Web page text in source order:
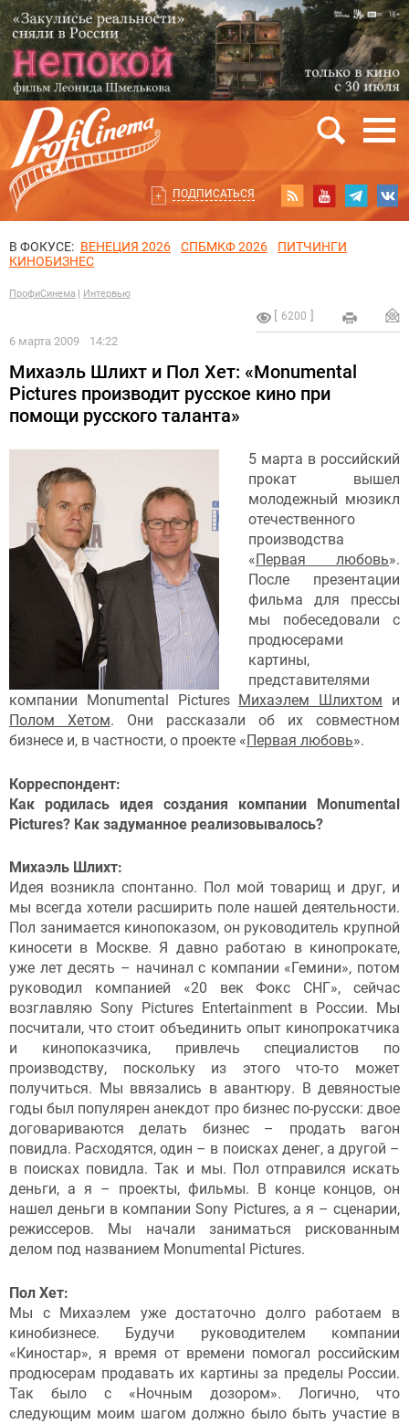
ПОДПИСАТЬСЯ
В ФОКУСЕ: ВЕНЕЦИЯ 2026 СПБМКФ 2026
ПИТЧИНГИ
КИНОБИЗНЕС
ПрофиСинема Интервью
6200
6 марта 2009 14:22
Михаэль Шлихт и Пол Хет: «Monumental
Pictures производит русское кино при
помощи русского таланта»
5 марта в российский
прокат вышел
молодежный мюзикл
отечественного
производства
« Первая любовь».
После презентации
фильма для прессы
мы побеседовали с
продюсерами
картины,
представителями
компании Monumental Pictures Михаэлем Шлихтом и
Полом Хетом. Они рассказали об их совместном
бизнесе и, в частности, о проекте « Первая любовь».
Корреспондент:
Как родилась идея создания компании Monumental
Pictures? Как задуманное реализовывалось?
Михаэль Шлихт:
Идея возникла спонтанно. Пол мой товарищ и друг, и
мы всегда хотели расширить поле нашей деятельности.
Пол занимается кинопоказом, он руководитель крупной
киносети в Москве. Я давно работаю в кинопрокате,
уже лет десять – начинал с компании «Гемини», потом
руководил компанией «20 век Фокс СНГ», сейчас
возглавляю Sony Pictures Entertainment в России. Мы
посчитали, что стоит объединить опыт кинопрокатчика
и кинопоказчика, привлечь специалистов по
производству, поскольку из этого что-то может
получиться. Мы ввязались в авантюру. В девяностые
годы был популярен анекдот про бизнес по-русски: двое
договариваются делать бизнес – продать вагон
повидла. Расходятся, один – в поисках денег, а другой –
в поисках повидла. Так и мы. Пол отправился искать
деньги, а я – проекты, фильмы. В конце концов, он
нашел деньги в компании Sony Pictures, а я – сценарии,
режиссеров. Мы начали заниматься рискованным
делом под названием Monumental Pictures.
Пол Хет:
Мы с Михаэлем уже достаточно долго работаем в
кинобизнесе. Будучи руководителем компании
«Киностар», я время от времени помогал российским
продюсерам продавать их картины за пределы России.
Так было с «Ночным дозором». Логично, что
следующим моим шагом должно было быть участие в